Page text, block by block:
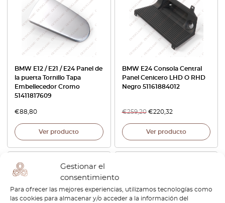
Gestionar el
consentimiento
Para ofrecer las mejores experiencias, utilizamos tecnologías como
las cookies para almacenar y/o acceder a la información del
BMW E12 / E21 / E24 Panel de
la puerta Tornillo Tapa
Embellecedor Cromo
51411817609
€88,80
Ver producto
BMW E24 Consola Central
Panel Cenicero LHD O RHD
Negro 51161884012
€259,20 €220,32
Ver producto